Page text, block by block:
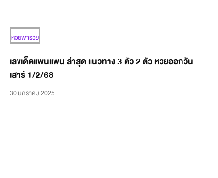
หวยพารวย
เลขเด็ดแพนแพน ล่าสุด แนวทาง 3 ตัว 2 ตัว หวยออกวัน
เสาร์ 1/2/68
30 มกราคม 2025